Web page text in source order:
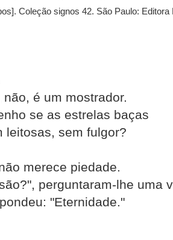
Coleção signos 42. São Paulo: Editora
é um mostrador.
se as estrelas baças
leitosas, sem fulgor?
merece piedade.
perguntaram-lhe uma
"Eternidade."